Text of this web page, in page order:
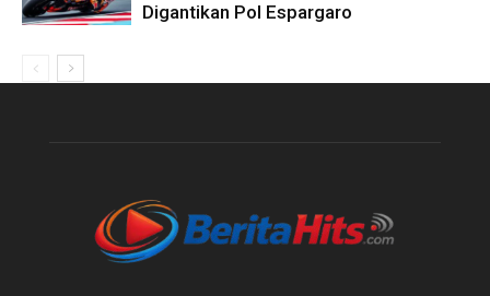
Digantikan Pol Espargaro